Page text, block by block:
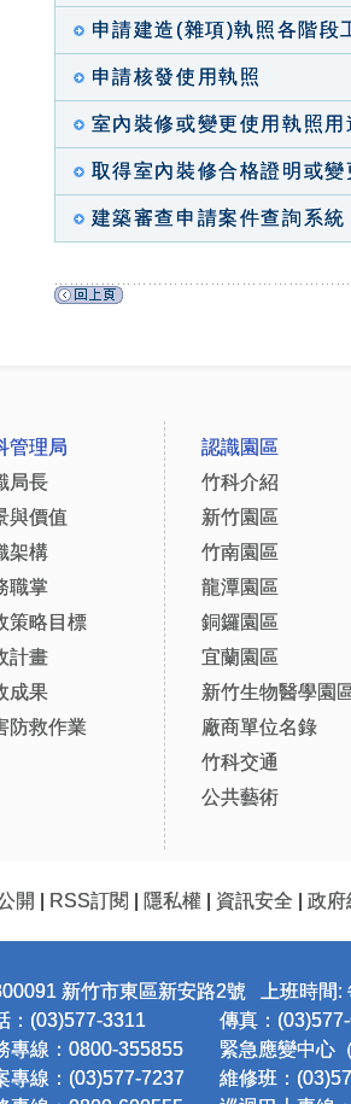
申請建造(雜項)執照各階段
申請核發使用執照
室內裝修或變更使用執照用
取得室內裝修合格證明或變
建築審查申請案件查詢系統
管理局
局長
與價值
架構
職掌
策略目標
計畫
成果
防救作業
認識園區
竹科介紹
新竹園區
竹南園區
龍潭園區
銅鑼園區
宜蘭園區
新竹生物醫學園
廠商單位名錄
竹科交通
公共藝術
開 RSS訂閱 隱私權 資訊安全 政府
新竹市東區新安路2號 上班時間:
：(03)577-3311
傳真：
專線：0800-355855
緊急應變中心
專線：(03)577-7237
維修班：